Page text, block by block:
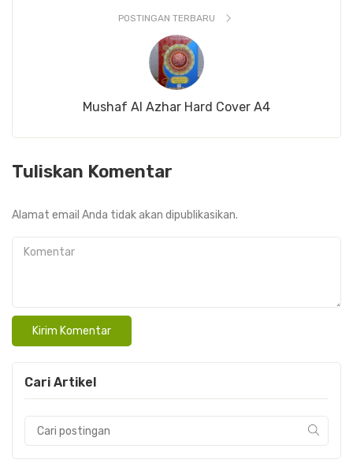
POSTINGAN TERBARU
Mushaf Al Azhar Hard Cover A4
Tuliskan Komentar
Alamat email Anda tidak akan dipublikasikan.
Komentar
Cari Artikel